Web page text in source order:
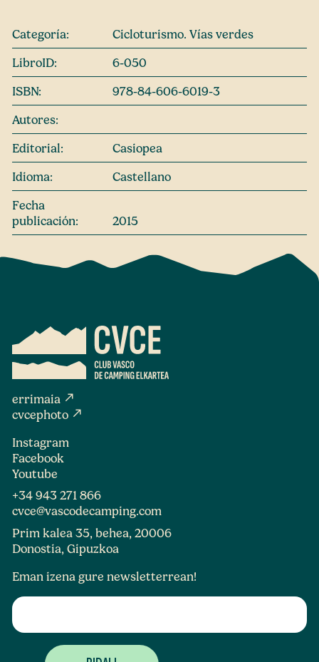
Categoría:
Cicloturismo. Vías verdes
LibroID:
6-050
ISBN:
978-84-606-6019-3
Autores:
Editorial:
Casiopea
Idioma:
Castellano
Fecha
publicación:
2015
errimaia north_east
cvcephoto north_east
Instagram
Facebook
Youtube
+34 943 271 866
cvce@vascodecamping.com
Prim kalea 35, behea, 20006
Donostia, Gipuzkoa
Eman izena gure newsletterrean!